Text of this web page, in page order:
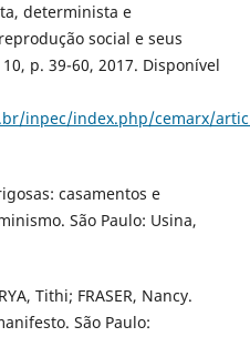
determinista e
social e seus
p. 39-60, 2017. Disponível
inpec/index.php/cemarx/
casamentos e
São Paulo: Usina,
Tithi; FRASER, Nancy.
São Paulo: